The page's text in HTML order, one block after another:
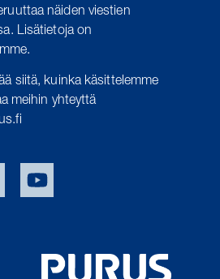
näiden viestien
Lisätietoja on
siitä, kuinka käsittelemme
meihin yhteyttä